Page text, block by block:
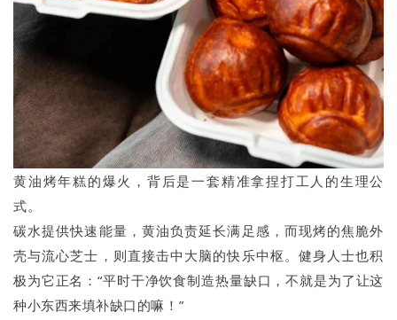
黄油烤年糕的爆火，背后是一套精准拿捏打工人的生理公
式。
碳水提供快速能量，黄油负责延长满足感，而现烤的焦脆外
壳与流心芝士，则直接击中大脑的快乐中枢。健身人士也积
极为它正名：“平时干净饮食制造热量缺口，不就是为了让这
种小东西来填补缺口的嘛！”